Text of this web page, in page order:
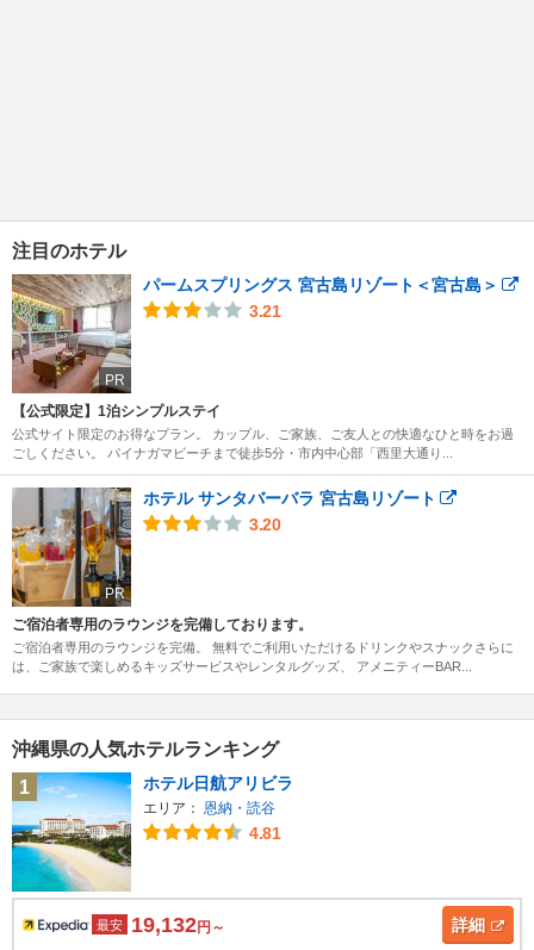
注目のホテル
PR
パームスプリングス 宮古島リゾート＜宮古島＞
3.21
【公式限定】1泊シンプルステイ
公式サイト限定のお得なプラン。 カップル、ご家族、ご友人との快適なひと時をお過
ごしください。 パイナガマビーチまで徒歩5分・市内中心部「西里大通り...
PR
ホテル サンタバーバラ 宮古島リゾート
3.20
ご宿泊者専用のラウンジを完備しております。
ご宿泊者専用のラウンジを完備。 無料でご利用いただけるドリンクやスナックさらに
は、ご家族で楽しめるキッズサービスやレンタルグッズ、 アメニティーBAR...
沖縄県の人気ホテルランキング
1
ホテル日航アリビラ
エリア： 恩納・読谷
4.81
最安 19,132円～ 詳細